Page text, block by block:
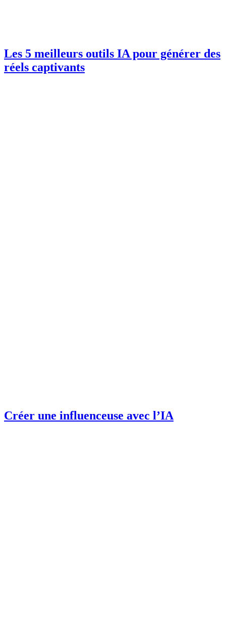
Les 5 meilleurs outils IA pour générer des
réels captivants
Créer une influenceuse avec l’IA